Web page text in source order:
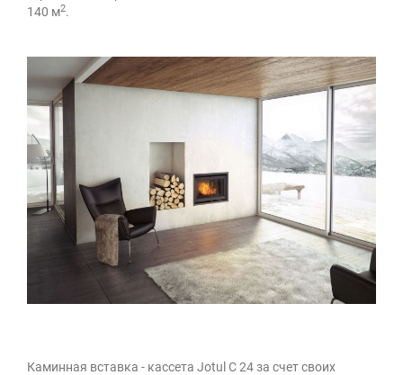
140 м2.
Каминная вставка - кассета Jotul C 24 за счет своих